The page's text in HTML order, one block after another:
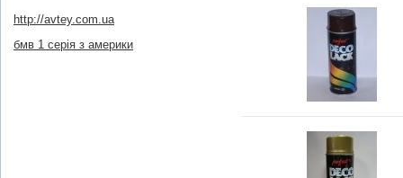
http://avtey.com.ua
бмв 1 серія з америки